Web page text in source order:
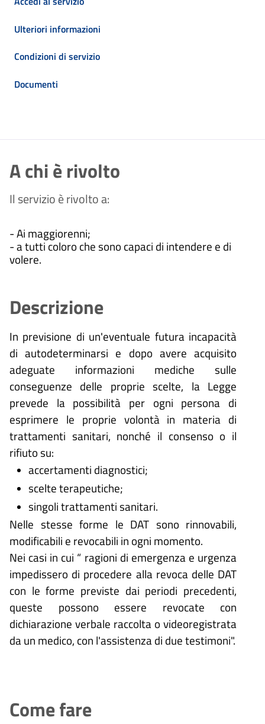
Ulteriori informazioni
Condizioni di servizio
Documenti
A chi è rivolto
Il servizio è rivolto a:
- Ai maggiorenni;
- a tutti coloro che sono capaci di intendere e di
volere.
Descrizione
In previsione di un'eventuale futura incapacità
di autodeterminarsi e dopo avere acquisito
adeguate informazioni mediche sulle
conseguenze delle proprie scelte, la Legge
prevede la possibilità per ogni persona di
esprimere le proprie volontà in materia di
trattamenti sanitari, nonché il consenso o il
rifiuto su:
accertamenti diagnostici;
scelte terapeutiche;
singoli trattamenti sanitari.
Nelle stesse forme le DAT sono rinnovabili,
modificabili e revocabili in ogni momento.
Nei casi in cui “ ragioni di emergenza e urgenza
impedissero di procedere alla revoca delle DAT
con le forme previste dai periodi precedenti,
queste possono essere revocate con
dichiarazione verbale raccolta o videoregistrata
da un medico, con l'assistenza di due testimoni".
Come fare